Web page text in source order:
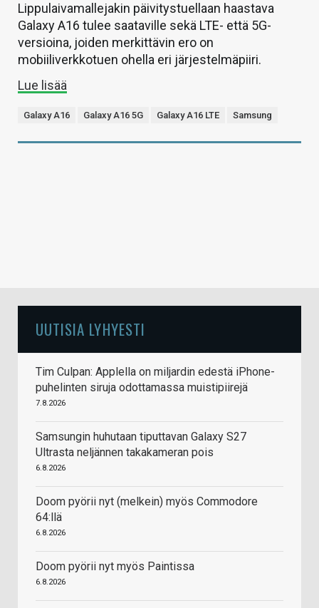
Lippulaivamallejakin päivitystuellaan haastava
Galaxy A16 tulee saataville sekä LTE- että 5G-
versioina, joiden merkittävin ero on
mobiiliverkkotuen ohella eri järjestelmäpiiri.
Lue lisää
Galaxy A16 Galaxy A16 5G Galaxy A16 LTE Samsung
UUTISIA LYHYESTI
Tim Culpan: Applella on miljardin edestä iPhone-
puhelinten siruja odottamassa muistipiirejä
7.8.2026
Samsungin huhutaan tiputtavan Galaxy S27
Ultrasta neljännen takakameran pois
6.8.2026
Doom pyörii nyt (melkein) myös Commodore
64:llä
6.8.2026
Doom pyörii nyt myös Paintissa
6.8.2026